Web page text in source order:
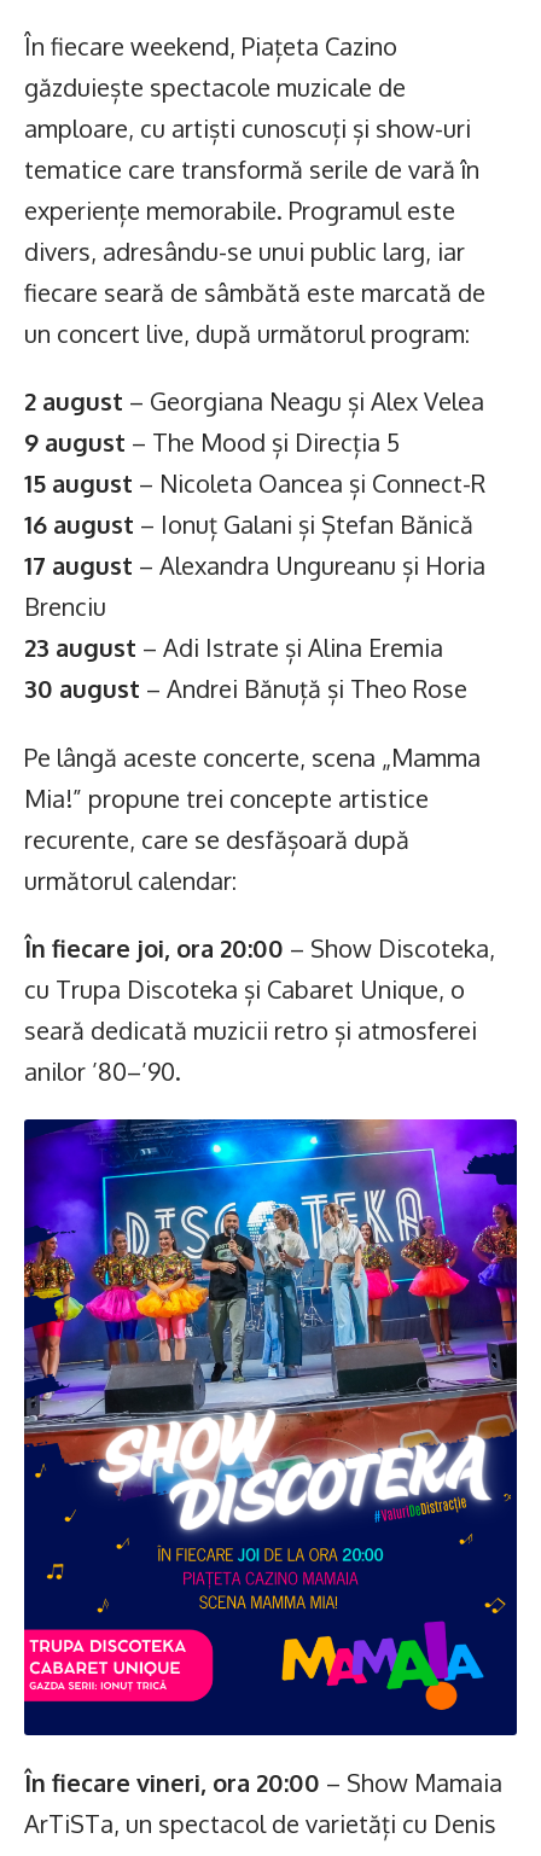
În fiecare weekend, Piațeta Cazino
găzduiește spectacole muzicale de
amploare, cu artiști cunoscuți și show-uri
tematice care transformă serile de vară în
experiențe memorabile. Programul este
divers, adresându-se unui public larg, iar
fiecare seară de sâmbătă este marcată de
un concert live, după următorul program:
2 august – Georgiana Neagu și Alex Velea
9 august – The Mood și Direcția 5
15 august – Nicoleta Oancea și Connect-R
16 august – Ionuț Galani și Ștefan Bănică
17 august – Alexandra Ungureanu și Horia
Brenciu
23 august – Adi Istrate și Alina Eremia
30 august – Andrei Bănuță și Theo Rose
Pe lângă aceste concerte, scena „Mamma
Mia!” propune trei concepte artistice
recurente, care se desfășoară după
următorul calendar:
În fiecare joi, ora 20:00 – Show Discoteka,
cu Trupa Discoteka și Cabaret Unique, o
seară dedicată muzicii retro și atmosferei
anilor ’80–’90.
În fiecare vineri, ora 20:00 – Show Mamaia
ArTiSTa, un spectacol de varietăți cu Denis